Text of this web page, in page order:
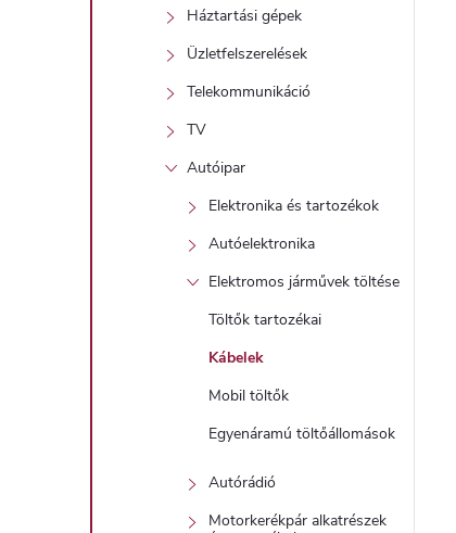
Háztartási gépek
Üzletfelszerelések
Telekommunikáció
TV
Autóipar
Elektronika és tartozékok
Autóelektronika
Elektromos járművek töltése
Töltők tartozékai
Kábelek
Mobil töltők
Egyenáramú töltőállomások
Autórádió
Motorkerékpár alkatrészek